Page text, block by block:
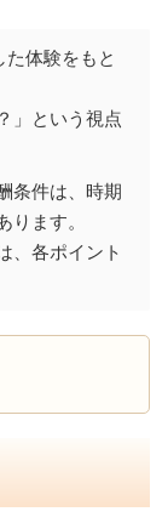
体験をもと
」という視点
条件は、時期
ます。
、各ポイント